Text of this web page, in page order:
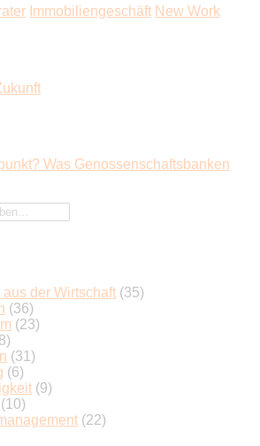
Immobiliengeschäft New Work
Was Genossenschaftsbanken
der Wirtschaft (35)
(36)
(23)
(31)
(6)
(9)
(10)
(22)